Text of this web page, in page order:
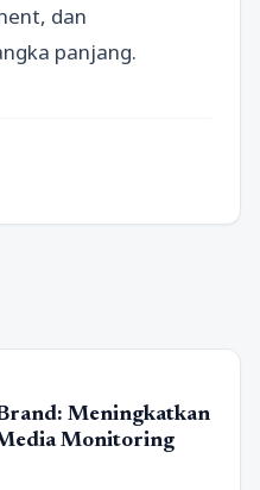
dan
panjang.
Meningkatkan
Monitoring